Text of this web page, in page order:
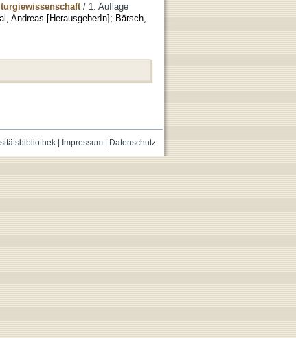
/ 1. Auflage
Andreas [HerausgeberIn]; Bärsch,
| Impressum| Datenschutz